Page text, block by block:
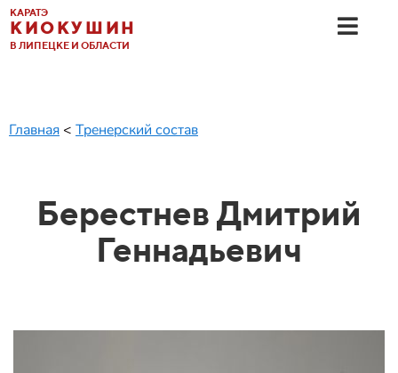
КАРАТЭ
КИОКУШИН
В ЛИПЕЦКЕ И ОБЛАСТИ
Главная < Тренерский состав
Берестнев Дмитрий
Геннадьевич